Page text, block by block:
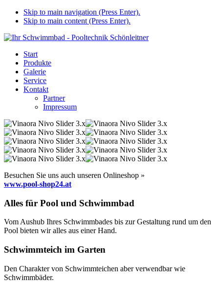
Skip to main navigation (Press Enter).
Skip to main content (Press Enter).
Start
Produkte
Galerie
Service
Kontakt
Partner
Impressum
Besuchen Sie uns auch unseren Onlineshop »
www.pool-shop24.at
Alles für Pool und Schwimmbad
Vom Aushub Ihres Schwimmbades bis zur Gestaltung rund um den
Pool bieten wir alles aus einer Hand.
Schwimmteich im Garten
Den Charakter von Schwimmteichen aber verwendbar wie
Schwimmbäder.